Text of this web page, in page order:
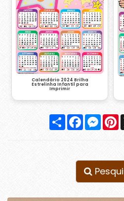
Calendário 2024 Brilha
Estrelinha Infantil para
Imprimir
Compartilhar
Facebook